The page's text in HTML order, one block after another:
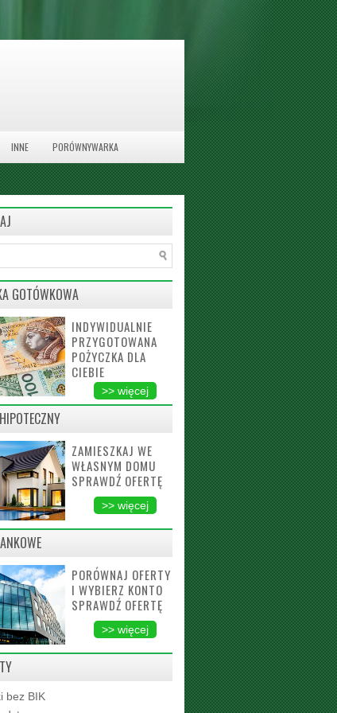
INNE PORÓWNYWARKA
GOTÓWKOWA
INDYWIDUALNIE
PRZYGOTOWANA
POŻYCZKA DLA
CIEBIE
>> więcej
ZAMIESZKAJ WE
WŁASNYM DOMU
SPRAWDŹ OFERTĘ
>> więcej
PORÓWNAJ OFERTY
I WYBIERZ KONTO
SPRAWDŹ OFERTĘ
>> więcej
bez BIK